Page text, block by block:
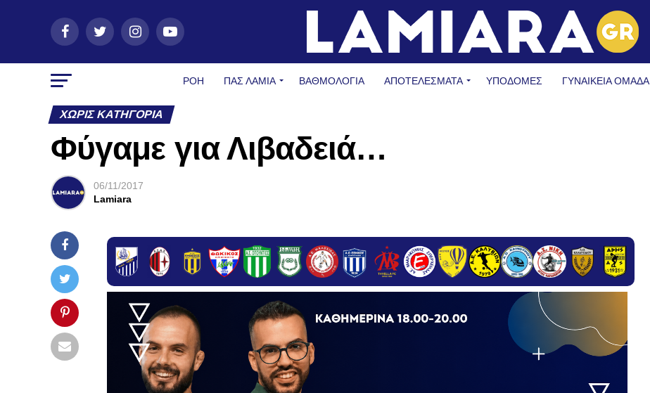
ΡΟΗ ΠΑΣ ΛΑΜΊΑ ΒΑΘΜΟΛΟΓΙΑ ΑΠΟΤΕΛΕΣΜΑΤΑ ΥΠΟΔΟΜΈΣ ΓΥΝΑΙΚΕΊΑ ΟΜΆΔΑ
ΧΩΡΊΣ ΚΑΤΗΓΟΡΊΑ
Φύγαμε για Λιβαδειά…
06/11/2017
Lamiara